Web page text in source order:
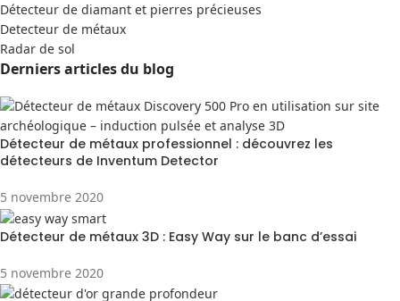
Détecteur de diamant et pierres précieuses
Detecteur de métaux
Radar de sol
Derniers articles du blog
Détecteur de métaux professionnel : découvrez les
détecteurs de Inventum Detector
5 novembre 2020
Détecteur de métaux 3D : Easy Way sur le banc d’essai
5 novembre 2020